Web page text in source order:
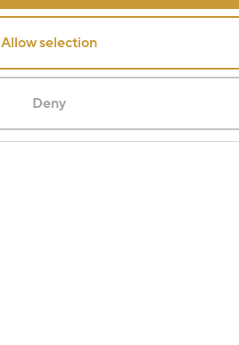
Allow selection
Deny